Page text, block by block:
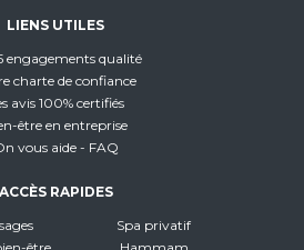
LIENS UTILES
engagements qualité
charte de confiance
avis 100% certifiés
être en entreprise
vous aide - FAQ
ACCÈS RAPIDES
Spa privatif